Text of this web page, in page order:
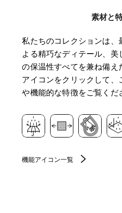
素材と
私たちのコレクションは、
よる精巧なディテール、
の保温性すべてを兼ね備え
アイコンをクリックして、
や機能的な特徴をご覧くだ
機能アイコン一覧